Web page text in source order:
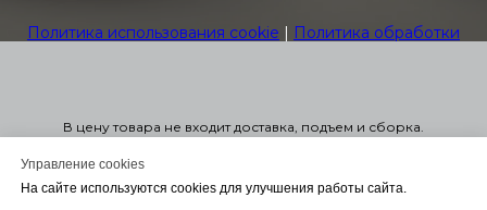
Политика использования cookie | Политика обработки
Наш веб-ресурс предоставляет исключительно
информацию и не является публичной офертой,
согласно Статье 437 ГК РФ. Предоставленная
информация предназначена исключительно для
Управление cookies
На сайте используются cookies для улучшения работы сайта.
В цену товара не входит доставка, подъем и сборка.
категории. Узнать точную стоимость в нужной вам ткани можно
оформив заказ. Оформление заказа на сайте не обязывает
вас заключать договор. Для консультации или Заключения